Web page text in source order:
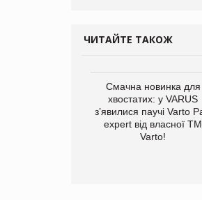
ЧИТАЙТЕ ТАКОЖ
Смачна новинка для
хвостатих: у VARUS
з’явилися паучі Varto
expert від власної ТМ
Varto!